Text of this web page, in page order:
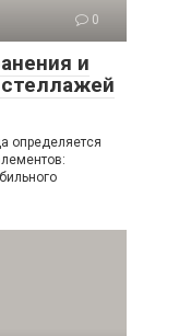
0
и
определяется